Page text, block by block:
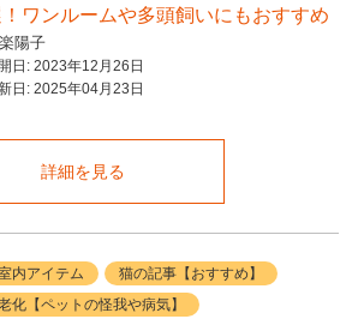
ワンルームや多頭飼いにもおすすめ
陽子
日: 2023年12月26日
日: 2025年04月23日
詳細を見る
内アイテム
猫の記事【おすすめ】
化【ペットの怪我や病気】